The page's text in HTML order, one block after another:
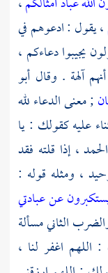
، يقول : ادعوهم في
يجيبوا دعاءكم ،
آلهة . وقال أبو
; معنى الدعاء لله
عليه كقولك : يا
، إذا قلته فقد
، ومثله قوله :
عن عبادتي
الثاني مسألة
اللهم اغفر لنا ،